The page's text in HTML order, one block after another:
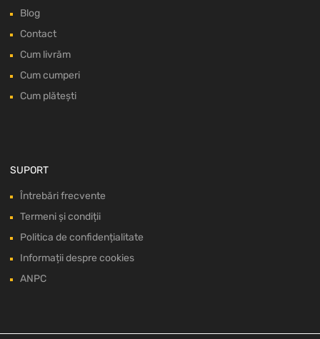
Blog
Contact
Cum livrăm
Cum cumperi
Cum plătești
SUPORT
Întrebări frecvente
Termeni și condiții
Politica de confidențialitate
Informații despre cookies
ANPC